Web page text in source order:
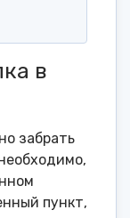
в
забрать
пункт,